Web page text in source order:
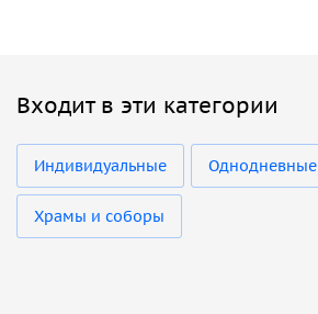
Входит в эти категории
Индивидуальные Однодневные
Храмы и соборы